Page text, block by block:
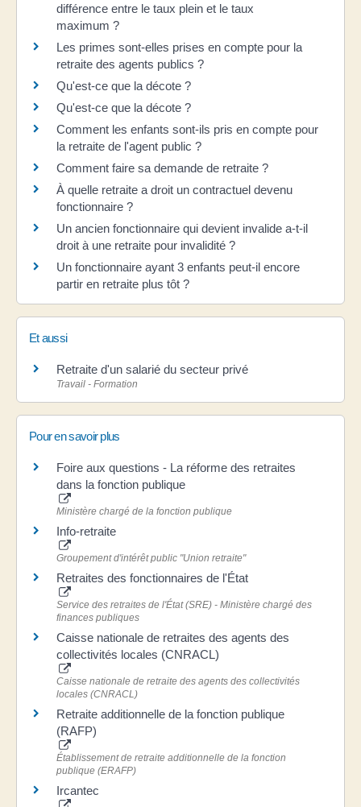
différence entre le taux plein et le taux
maximum ?
Les primes sont-elles prises en compte pour la
retraite des agents publics ?
Qu'est-ce que la décote ?
Qu'est-ce que la décote ?
Comment les enfants sont-ils pris en compte pour
la retraite de l'agent public ?
Comment faire sa demande de retraite ?
À quelle retraite a droit un contractuel devenu
fonctionnaire ?
Un ancien fonctionnaire qui devient invalide a-t-il
droit à une retraite pour invalidité ?
Un fonctionnaire ayant 3 enfants peut-il encore
partir en retraite plus tôt ?
Et aussi
Retraite d'un salarié du secteur privé
Travail - Formation
Pour en savoir plus
Foire aux questions - La réforme des retraites
dans la fonction publique
Ministère chargé de la fonction publique
Info-retraite
Groupement d'intérêt public "Union retraite"
Retraites des fonctionnaires de l'État
Service des retraites de l'État (SRE) - Ministère chargé des
finances publiques
Caisse nationale de retraites des agents des
collectivités locales (CNRACL)
Caisse nationale de retraite des agents des collectivités
locales (CNRACL)
Retraite additionnelle de la fonction publique
(RAFP)
Établissement de retraite additionnelle de la fonction
publique (ERAFP)
Ircantec